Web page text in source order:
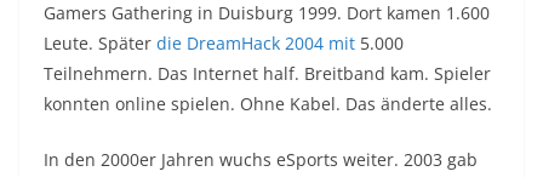
Gamers Gathering in Duisburg 1999. Dort kamen 1.600
Leute. Später die DreamHack 2004 mit 5.000
Teilnehmern. Das Internet half. Breitband kam. Spieler
konnten online spielen. Ohne Kabel. Das änderte alles.
In den 2000er Jahren wuchs eSports weiter. 2003 gab